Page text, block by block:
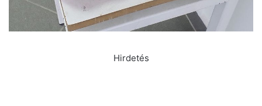
Hirdetés